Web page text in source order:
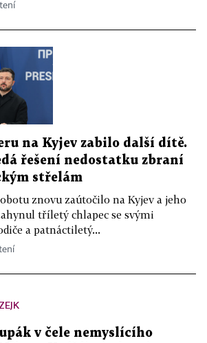
na Kyjev zabilo další dítě.
řešení nedostatku zbraní
střelám
znovu zaútočilo na Kyjev a jeho
tříletý chlapec se svými
a patnáctiletý...
v čele nemyslícího